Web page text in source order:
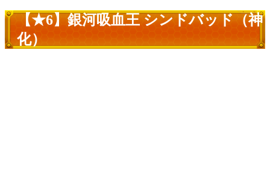
【★6】銀河吸血王 シンドバッド（神
化）